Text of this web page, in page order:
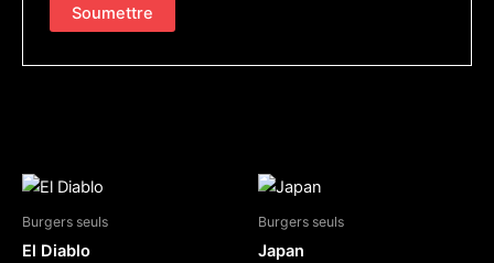
Burgers seuls
El Diablo
Burgers seuls
Japan